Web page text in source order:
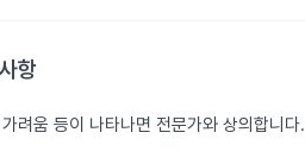
항
려움 등이 나타나면 전문가와 상의합니다.